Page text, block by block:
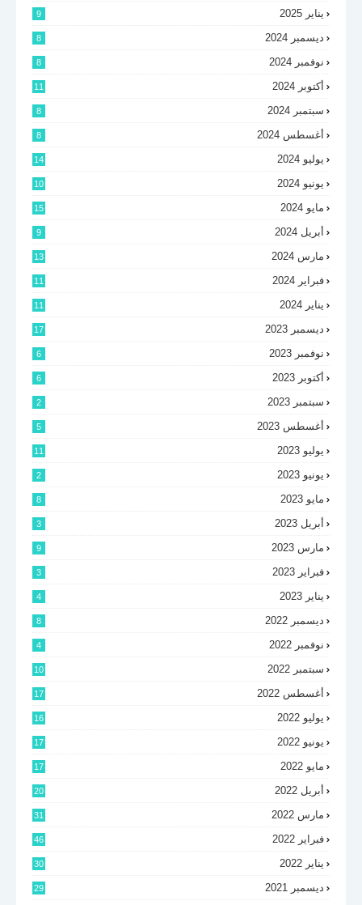
يناير 2025 9
ديسمبر 2024 8
نوفمبر 2024 8
أكتوبر 2024 11
سبتمبر 2024 8
أغسطس 2024 8
يوليو 2024 14
يونيو 2024 10
مايو 2024 15
أبريل 2024 9
مارس 2024 13
فبراير 2024 11
يناير 2024 11
ديسمبر 2023 17
نوفمبر 2023 6
أكتوبر 2023 6
سبتمبر 2023 2
أغسطس 2023 5
يوليو 2023 11
يونيو 2023 2
مايو 2023 8
أبريل 2023 3
مارس 2023 9
فبراير 2023 3
يناير 2023 4
ديسمبر 2022 8
نوفمبر 2022 4
سبتمبر 2022 10
أغسطس 2022 17
يوليو 2022 16
يونيو 2022 17
مايو 2022 17
أبريل 2022 20
مارس 2022 31
فبراير 2022 46
يناير 2022 30
ديسمبر 2021 29